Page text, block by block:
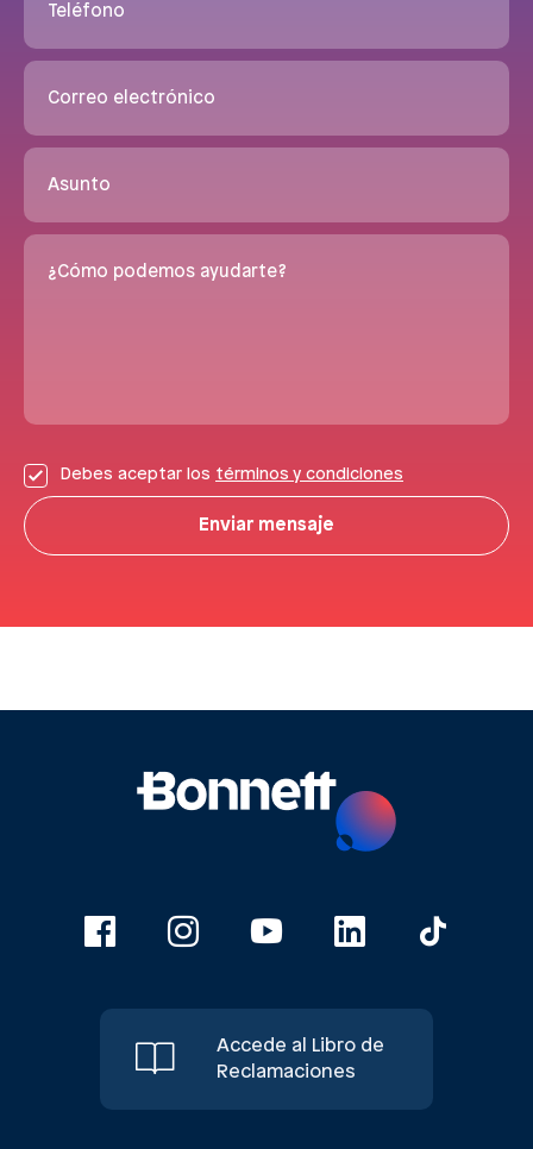
Teléfono
Correo electrónico
Asunto
¿Cómo podemos ayudarte?
Debes aceptar los términos y condiciones
Enviar mensaje
Accede al Libro de
Reclamaciones